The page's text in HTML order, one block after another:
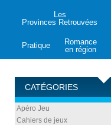
Les
Provinces Retrouvées
Pratique
Romance
en région
CATÉGORIES
Apéro Jeu
Cahiers de jeux